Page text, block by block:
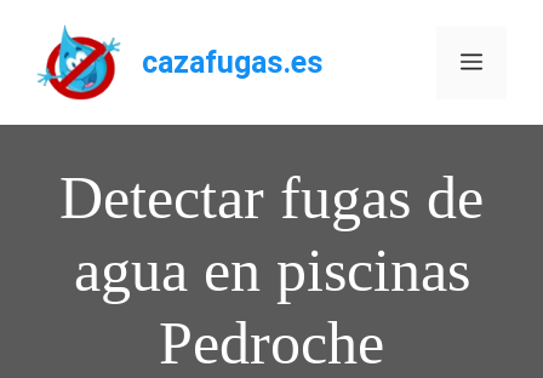
contenido
cazafugas.es Menú
Detectar fugas de
agua en piscinas
Pedroche